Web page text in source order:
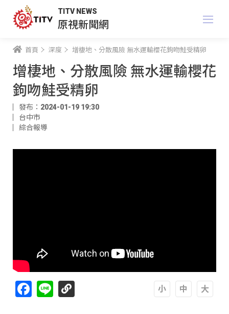
TITV NEWS
原視新聞網
首頁 深度 增棲地、分散風險 無水運輸櫻花鉤吻鮭受精卵
增棲地、分散風險 無水運輸櫻花
鉤吻鮭受精卵
發布：2024-01-19 19:30
台中市
綜合報導
Facebook
Line